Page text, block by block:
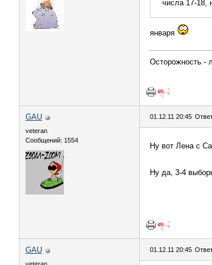
числа 17-18,
января
Осторожность -
GAU
veteran
Сообщений: 1554
01.12.11 20:45
Ну вот Лена с
Ну да, 3-4
GAU 01.12.11 20:45